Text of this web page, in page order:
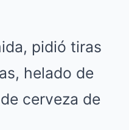
pidió tiras
helado de
cerveza de